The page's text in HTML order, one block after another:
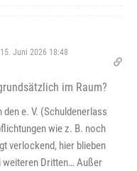
15. Juni 2026 18:48
im Raum?
e. V. (Schuldenerlass
wie z. B. noch
verlockend, hier blieben
weiteren Dritten… Außer